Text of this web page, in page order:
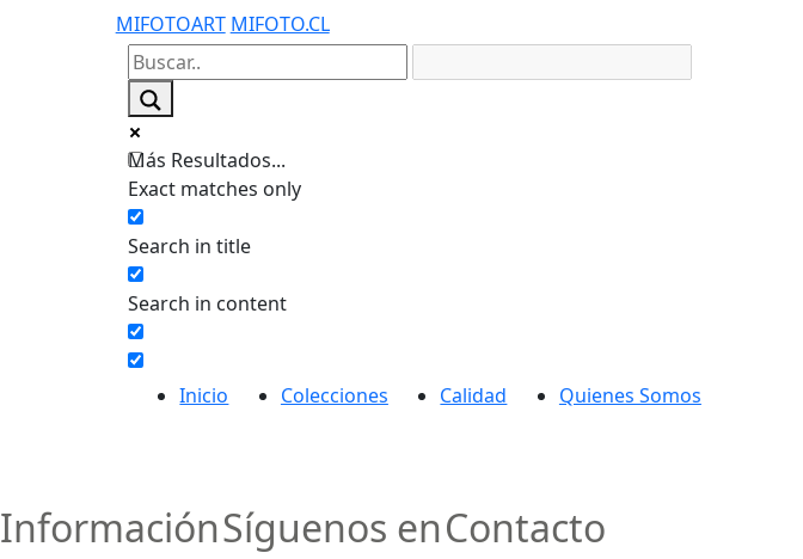
MIFOTOART MIFOTO.CL
Más Resultados...
Exact matches only
Search in title
Search in content
Inicio Colecciones Calidad Quienes Somos
InformaciónSíguenos enContacto